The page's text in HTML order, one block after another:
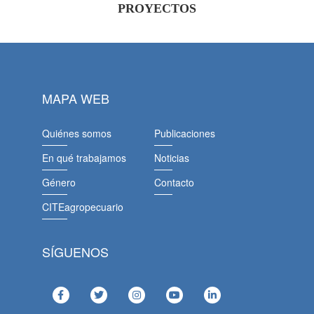
PROYECTOS
MAPA WEB
Quiénes somos
En qué trabajamos
Género
CITEagropecuario
Publicaciones
Noticias
Contacto
SÍGUENOS